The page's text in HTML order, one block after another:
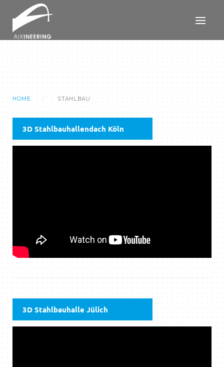
HOME STAHLBAU
3D Stahlbauhallendach Köln
3D Stahlbauhalle Jülich